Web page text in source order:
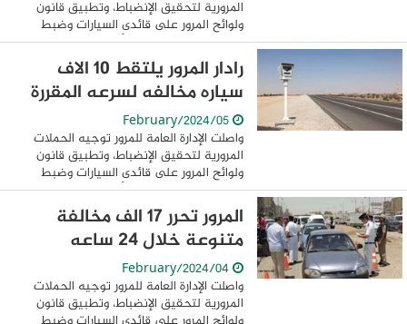
المرورية لتحقيق الإنضباط، وتطبيق قانون
ولوائح المرور على قائدى السيارات وضبط
المخالفين منهم.. حيث أسفرت جهودها
خلال 24 ساعة عن ضبط 16303 مخالفة
مرورية ...
رادار المرور يلتقط 10 الاف
سياره مخالفه لسرعه المقررة
واصلت الإدارة العامة للمرور توجيه الحملات
المرورية لتحقيق الإنضباط، وتطبيق قانون
ولوائح المرور على قائدى السيارات وضبط
المخالفين منهم.. حيث أسفرت جهودها
خلال 24 ساعة عن ضبط 17366مخالفة مرورية
متنوعة ...
المرور تحرر 17 الف مخالفة
متنوعة خلال 24 ساعه
واصلت الإدارة العامة للمرور توجيه الحملات
المرورية لتحقيق الإنضباط، وتطبيق قانون